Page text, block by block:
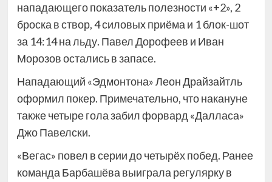
нападающего показатель полезности «+2», 2
броска в створ, 4 силовых приёма и 1 блок-шот
за 14:14 на льду. Павел Дорофеев и Иван
Морозов остались в запасе.
Нападающий «Эдмонтона» Леон Драйзайтль
оформил покер. Примечательно, что накануне
также четыре гола забил форвард «Далласа»
Джо Павелски.
«Вегас» повел в серии до четырёх побед. Ранее
команда Барбашёва выиграла регулярку в